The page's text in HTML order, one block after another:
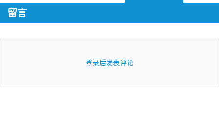
留言
登录后发表评论